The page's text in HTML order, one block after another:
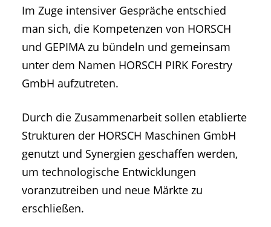
Im Zuge intensiver Gespräche entschied
man sich, die Kompetenzen von HORSCH
und GEPIMA zu bündeln und gemeinsam
unter dem Namen HORSCH PIRK Forestry
GmbH aufzutreten.
Durch die Zusammenarbeit sollen etablierte
Strukturen der HORSCH Maschinen GmbH
genutzt und Synergien geschaffen werden,
um technologische Entwicklungen
voranzutreiben und neue Märkte zu
erschließen.